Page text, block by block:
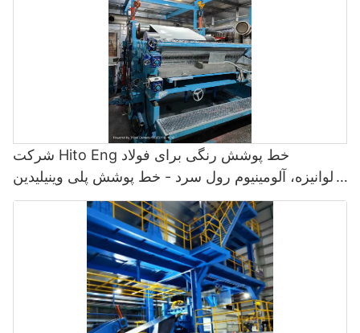
برآورده می‌کند. با در نظر گرفتن تخصص، اعتبار و رضایت مشتری این
تولیدکنندگان برتر، کسب‌وکارها می‌توانند هنگام انتخاب یک ارائه‌دهنده خط
اسیدشویی کششی و فشاری برای عملیات خود، تصمیمات آگاهانه‌ای
شرکت Hito Eng خط پوشش رنگی برای فولاد
گالوانیزه، آلومینیوم رول سرد - خط پوشش پلی وینیلیدین
فلوراید و خط نقاشی رنگی ارائه می‌دهد.